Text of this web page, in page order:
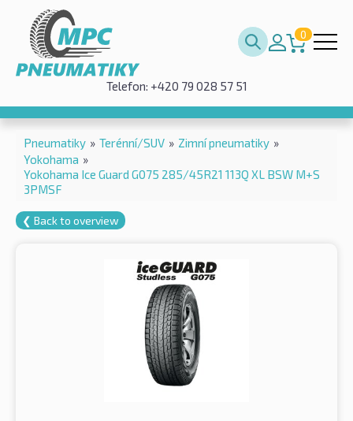
0
Telefon: +420 79 028 57 51
Pneumatiky » Terénní/SUV » Zimní pneumatiky »
Yokohama »
Yokohama Ice Guard G075 285/45R21 113Q XL BSW M+S
3PMSF
❮ Back to overview